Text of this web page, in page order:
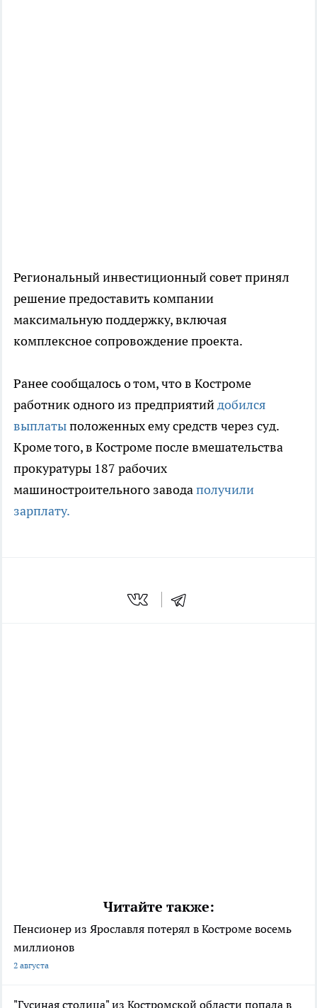
Региональный инвестиционный совет принял
решение предоставить компании
максимальную поддержку, включая
комплексное сопровождение проекта.
Ранее сообщалось о том, что в Костроме
работник одного из предприятийдобился
выплатыположенных ему средств через суд.
Кроме того, в Костроме после вмешательства
прокуратуры 187 рабочих
машиностроительного заводаполучили
зарплату.
Читайте также:
Пенсионер из Ярославля потерял в Костроме восемь
миллионов
2 августа
"Гусиная столица" из Костромской области попала в